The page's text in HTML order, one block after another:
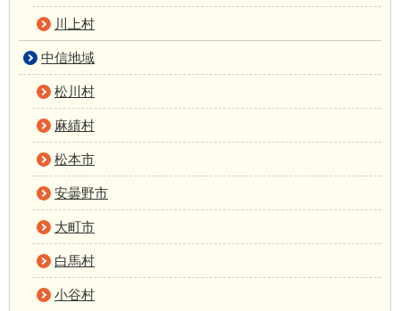
川上村
中信地域
松川村
麻績村
松本市
安曇野市
大町市
白馬村
小谷村